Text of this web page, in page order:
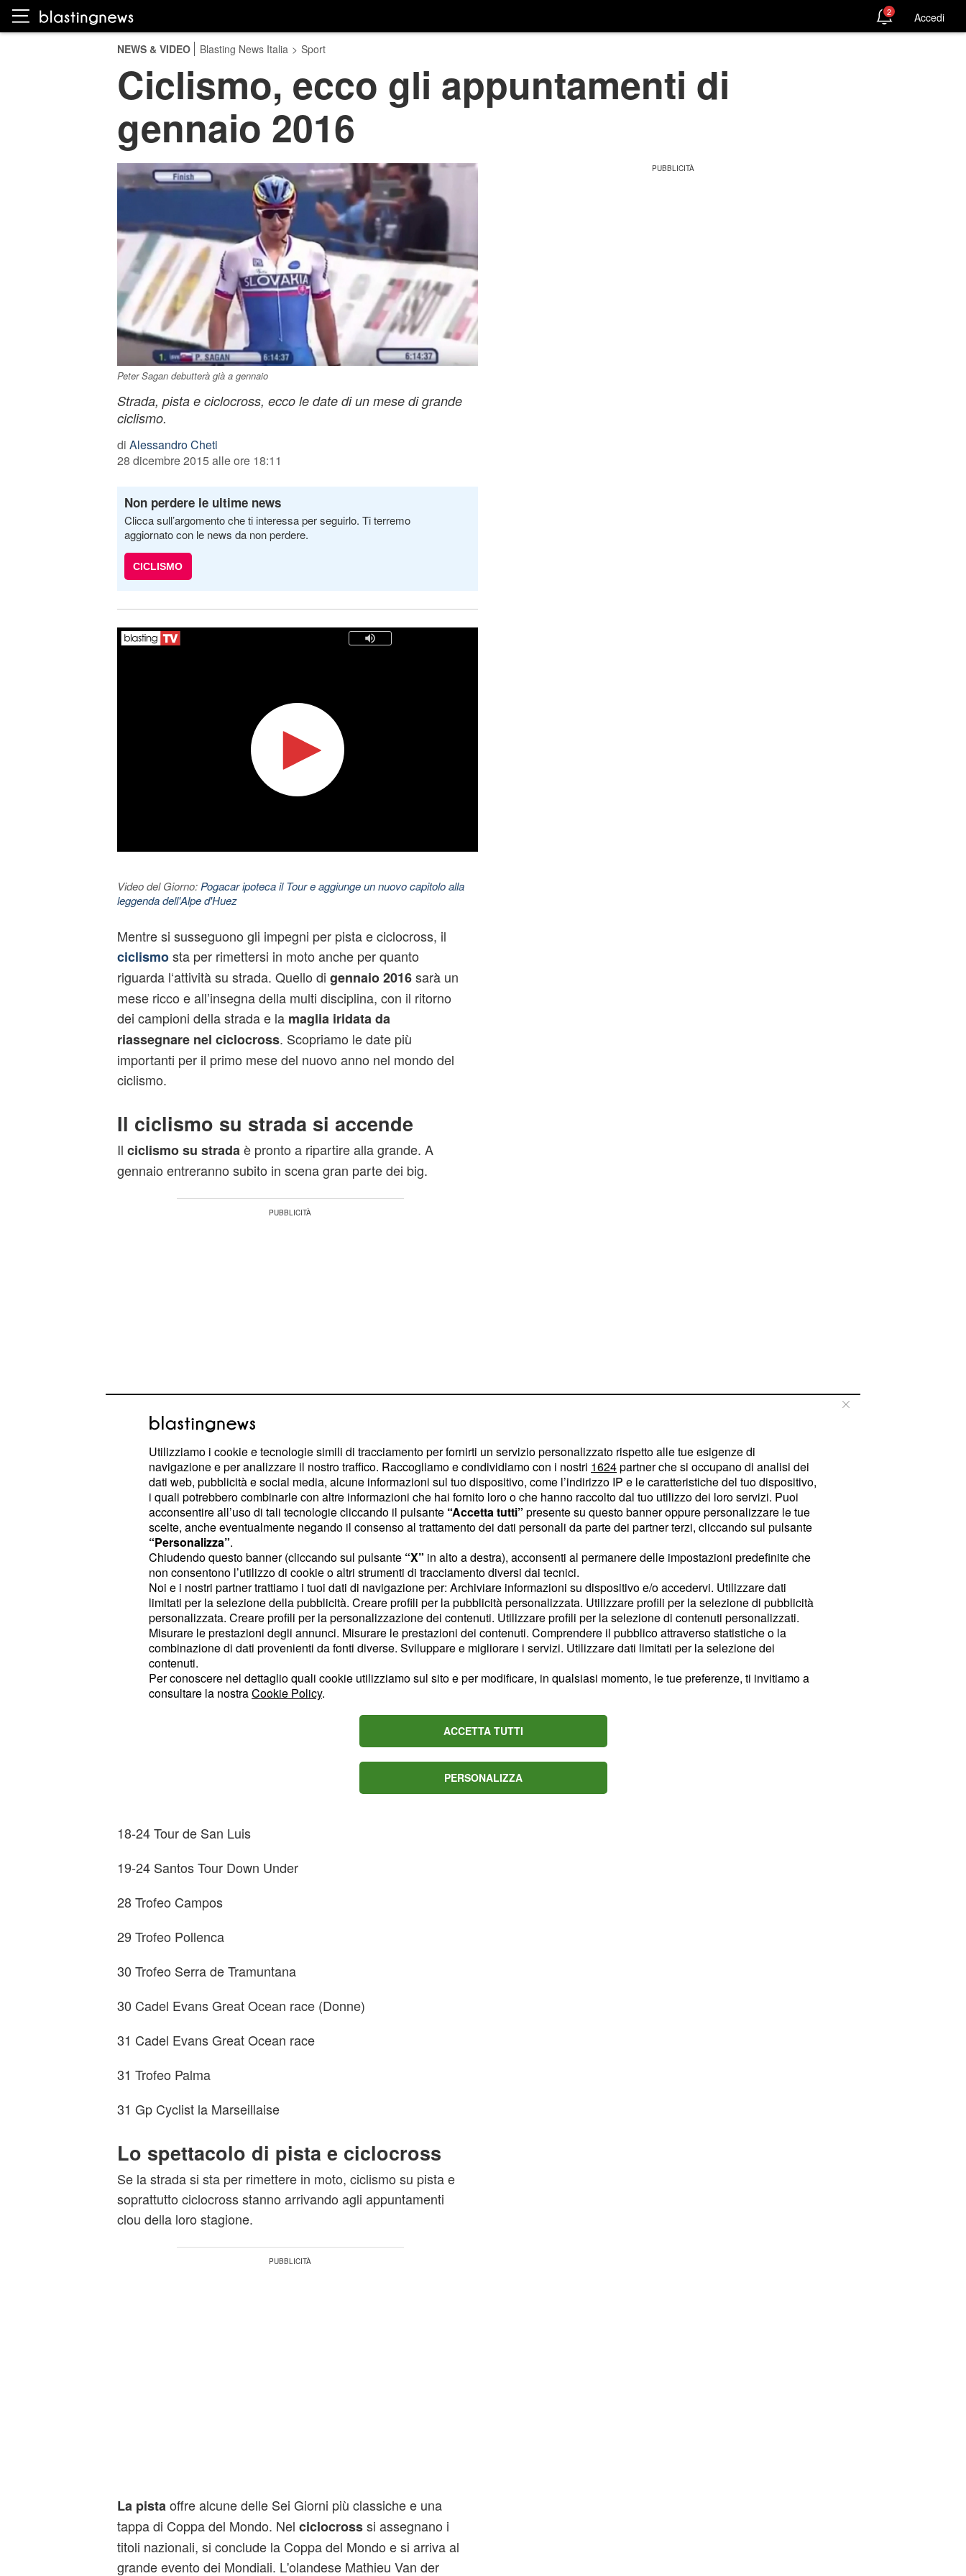
2 Accedi
NEWS & VIDEO Blasting News Italia > Sport
Ciclismo, ecco gli appuntamenti di
gennaio 2016
Peter Sagan debutterà già a gennaio
Strada, pista e ciclocross, ecco le date di un mese di grande
ciclismo.
di Alessandro Cheti
28 dicembre 2015 alle ore 18:11
Non perdere le ultime news
Clicca sull’argomento che ti interessa per seguirlo. Ti terremo
aggiornato con le news da non perdere.
CICLISMO
Video del Giorno: Pogacar ipoteca il Tour e aggiunge un nuovo capitolo alla
leggenda dell'Alpe d'Huez
Mentre si susseguono gli impegni per pista e ciclocross, il
ciclismosta per rimettersi in moto anche per quanto
riguarda l‘attività su strada. Quello di gennaio 2016sarà un
mese ricco e all’insegna della multi disciplina, con il ritorno
dei campioni della strada e la maglia iridata da
riassegnare nel ciclocross. Scopriamo le date più
importanti per il primo mese del nuovo anno nel mondo del
ciclismo.
Il ciclismo su strada si accende
Il ciclismo su strada è pronto a ripartire alla grande. A
gennaio entreranno subito in scena gran parte dei big.
Gli appuntamenti principali saranno due, ilTour Down
Underin Australia,corsa d’apertura del calendario World
, e ilTour de San Luisin Argentina, entrambe
precedute dalla corsa riservata alle donne. La corsa
australiana è più adatta a velocisti e finisseur, quella
sudamericana è invece molto impegnativa. Nella prima
vedremo sfidarsi Porte, Dennis, Ulissi, Gerrans, Pozzovivo e
Nizzolo. Nella seconda entreranno in campo Sagan, Majka,
Nibali, Quintana, Dani Moreno, Boonen, Viviani e Malori. In
Europa si riprenderà a fine mese con alcuni appuntamenti in
Spagna e Francia.
Il calendario del ciclismo su strada di gennaio 2016
16-19 Santos Women’s Tour (Down Under femminile)
18-24 Tour de San Luis
19-24 Santos Tour Down Under
28 Trofeo Campos
29 Trofeo Pollenca
30 Trofeo Serra de Tramuntana
30 Cadel Evans Great Ocean race (Donne)
31 Cadel Evans Great Ocean race
31 Trofeo Palma
31 Gp Cyclist la Marseillaise
Lo spettacolo di pista e ciclocross
Se la strada si sta per rimettere in moto, ciclismo su pista e
soprattutto ciclocross stanno arrivando agli appuntamenti
clou della loro stagione.
La pista offre alcune delle Sei Giorni più classiche e una
tappa di Coppa del Mondo. Nel ciclocrosssi assegnano i
titoli nazionali, si conclude la Coppa del Mondo e si arriva al
grande evento dei Mondiali. L'olandese Mathieu Van der
Utilizziamo i cookie e tecnologie simili di tracciamento per fornirti un servizio personalizzato rispetto alle tue esigenze di
navigazione e per analizzare il nostro traffico. Raccogliamo e condividiamo con i nostri 1624partner che si occupano di analisi dei
dati web, pubblicità e social media, alcune informazioni sul tuo dispositivo, come l’indirizzo IP e le caratteristiche del tuo dispositivo,
i quali potrebbero combinarle con altre informazioni che hai fornito loro o che hanno raccolto dal tuo utilizzo dei loro servizi. Puoi
acconsentire all’uso di tali tecnologie cliccando il pulsante “Accetta tutti” presente su questo banner oppure personalizzare le tue
scelte, anche eventualmente negando il consenso al trattamento dei dati personali da parte dei partner terzi, cliccando sul pulsante
“Personalizza”.
Chiudendo questo banner (cliccando sul pulsante “X” in alto a destra), acconsenti al permanere delle impostazioni predefinite che
non consentono l’utilizzo di cookie o altri strumenti di tracciamento diversi dai tecnici.
Noi e i nostri partner trattiamo i tuoi dati di navigazione per: Archiviare informazioni su dispositivo e/o accedervi. Utilizzare dati
limitati per la selezione della pubblicità. Creare profili per la pubblicità personalizzata. Utilizzare profili per la selezione di pubblicità
personalizzata. Creare profili per la personalizzazione dei contenuti. Utilizzare profili per la selezione di contenuti personalizzati.
Misurare le prestazioni degli annunci. Misurare le prestazioni dei contenuti. Comprendere il pubblico attraverso statistiche o la
combinazione di dati provenienti da fonti diverse. Sviluppare e migliorare i servizi. Utilizzare dati limitati per la selezione dei
contenuti.
Per conoscere nel dettaglio quali cookie utilizziamo sul sito e per modificare, in qualsiasi momento, le tue preferenze, ti invitiamo a
consultare la nostraCookie Policy.
ACCETTA TUTTI
PERSONALIZZA